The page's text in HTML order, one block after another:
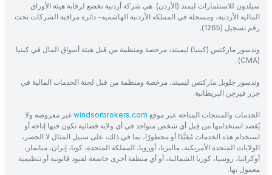
سيلدون للاستثمارات ليمتد (الأردن) هي شركة أردنية تخضع لرقابة هيئة الأوراق
المالية الأردنية، ومسجلة في المملكة الأردنية الهاشمية- دائرة مراقبة الشركات تحت
رقم تسجيل (1265).
وندسور ماركتس (كينيا) ليميتد، مرخصة ومنظمة من قبل هيئة أسواق المال في كينيا
(CMA) .
وندسور جلوبل ماركتس ليميتد، مرخصة ومنظمة من قبل لجنة الخدمات المالية في
جزر فيرجن البريطانية.
الخدمات والمنتجات المتاحة عبر موقع windsorbrokers.com غير معروضة ولا
يُقصد استخدامها من قِبل أي شخص متواجد في أي ولاية قضائية تكون فيها إتاحة أو
استخدام هذه الخدمات مُقيَّدًا أو محظورًا، بما في ذلك، على سبيل المثال لا الحصر،
الولايات المتحدة الأمريكية، ماليزيا، أوروبا، المملكة المتحدة، كوبا، إيران، ميانمار،
أوكرانيا، روسيا، كوريا الشمالية، أو أي منطقة أخرى خاضعة لقيود قانونية أو تنظيمية
معمول بها.